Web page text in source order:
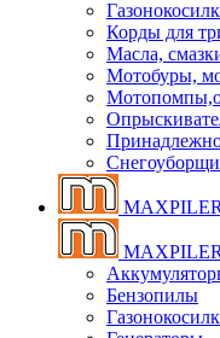
Корды для
Масла,
Мотобуры,
MAXPILER
MAXPILER
Бензопилы